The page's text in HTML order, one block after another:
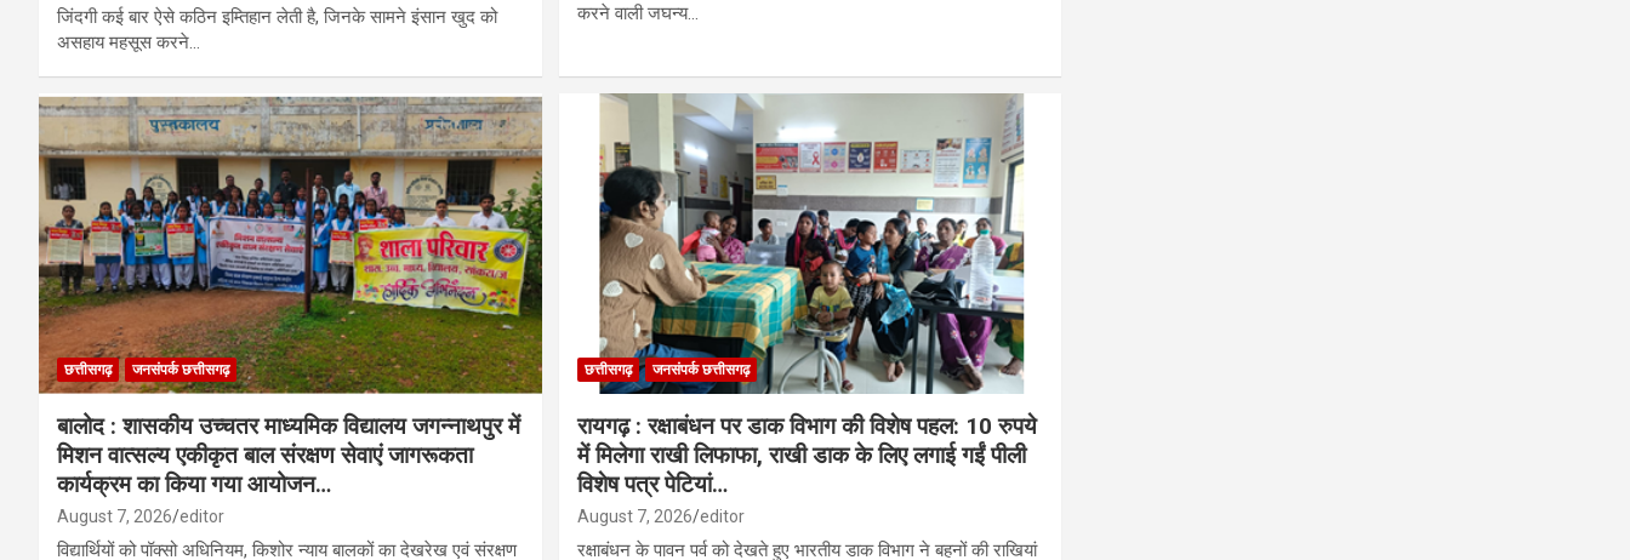
जिंदगी कई बार ऐसे कठिन इम्तिहान लेती है, जिनके सामने इंसान खुद को
असहाय महसूस करने…
करने वाली जघन्य…
छत्तीसगढ़ जनसंपर्क छत्तीसगढ़
बालोद : शासकीय उच्चतर माध्यमिक विद्यालय जगन्नाथपुर में
मिशन वात्सल्य एकीकृत बाल संरक्षण सेवाएं जागरूकता
कार्यक्रम का किया गया आयोजन…
August 7, 2026 editor
विद्यार्थियों को पॉक्सो अधिनियम, किशोर न्याय बालकों का देखरेख एवं संरक्षण
छत्तीसगढ़ जनसंपर्क छत्तीसगढ़
रायगढ़ : रक्षाबंधन पर डाक विभाग की विशेष पहल: 10 रुपये
में मिलेगा राखी लिफाफा, राखी डाक के लिए लगाई गईं पीली
विशेष पत्र पेटियां…
August 7, 2026 editor
रक्षाबंधन के पावन पर्व को देखते हुए भारतीय डाक विभाग ने बहनों की राखियां